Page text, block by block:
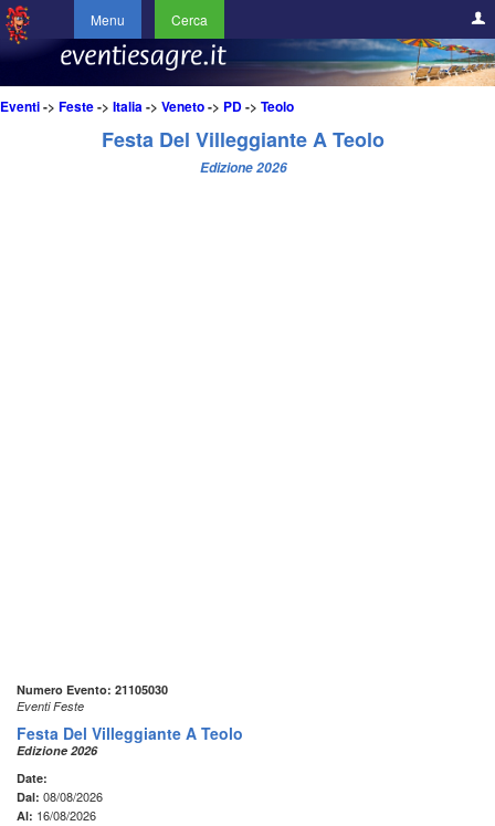
Menu Cerca
Eventi-> Feste-> Italia-> Veneto-> PD-> Teolo
Festa Del Villeggiante A Teolo
Edizione 2026
Numero Evento: 21105030
Eventi Feste
Festa Del Villeggiante A Teolo
Edizione 2026
Date:
Dal: 08/08/2026
Al: 16/08/2026